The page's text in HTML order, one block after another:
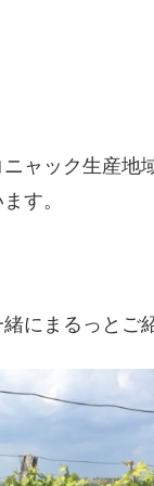
ャック生産地
す。
にまるっとご